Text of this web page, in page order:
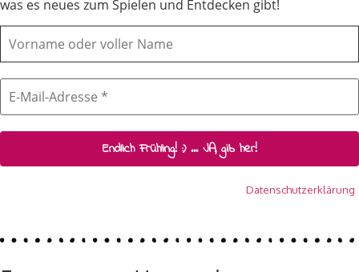
was es neues zum Spielen und Entdecken gibt!
Datenschutzerklärung